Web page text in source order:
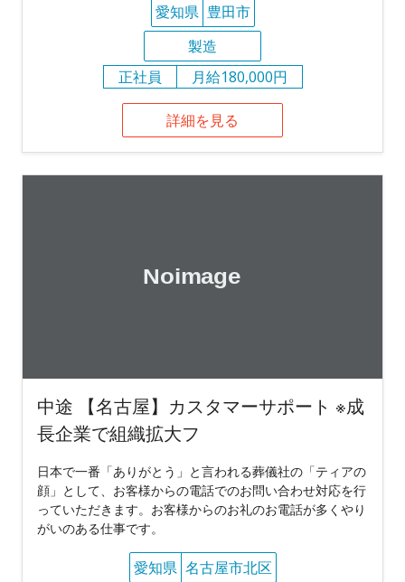
愛知県 豊田市
製造
正社員
月給180,000円
詳細を見る
中途 【名古屋】カスタマーサポート ※成
長企業で組織拡大フ
日本で一番「ありがとう」と言われる葬儀社の「ティアの
顔」として、お客様からの電話でのお問い合わせ対応を行
っていただきます。お客様からのお礼のお電話が多くやり
がいのある仕事です。
愛知県 名古屋市北区